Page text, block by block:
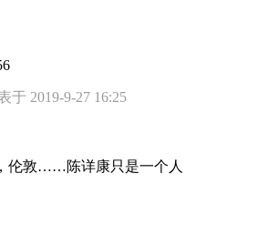
于 2019-9-27 16:25
伦敦……陈详康只是一个人